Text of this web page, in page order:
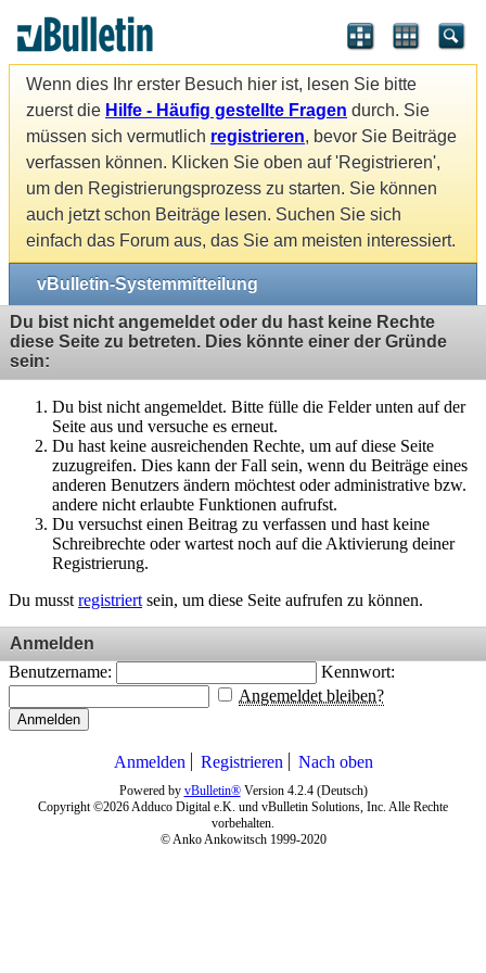
Wenn dies Ihr erster Besuch hier ist, lesen Sie bitte
zuerst die Hilfe - Häufig gestellte Fragen durch. Sie
müssen sich vermutlich registrieren, bevor Sie Beiträge
verfassen können. Klicken Sie oben auf 'Registrieren',
um den Registrierungsprozess zu starten. Sie können
auch jetzt schon Beiträge lesen. Suchen Sie sich
einfach das Forum aus, das Sie am meisten interessiert.
vBulletin-Systemmitteilung
Du bist nicht angemeldet oder du hast keine Rechte
diese Seite zu betreten. Dies könnte einer der Gründe
sein:
Du bist nicht angemeldet. Bitte fülle die Felder unten auf der
Seite aus und versuche es erneut.
Du hast keine ausreichenden Rechte, um auf diese Seite
zuzugreifen. Dies kann der Fall sein, wenn du Beiträge eines
anderen Benutzers ändern möchtest oder administrative bzw.
andere nicht erlaubte Funktionen aufrufst.
Du versuchst einen Beitrag zu verfassen und hast keine
Schreibrechte oder wartest noch auf die Aktivierung deiner
Registrierung.
Du musst registriert sein, um diese Seite aufrufen zu können.
Anmelden
Benutzername:
Kennwort:
Angemeldet bleiben?
Anmelden
Anmelden Registrieren Nach oben
Powered by vBulletin®Version 4.2.4 (Deutsch)
Copyright ©2026 Adduco Digital e.K. und vBulletin Solutions, Inc. Alle Rechte
vorbehalten.
© Anko Ankowitsch 1999-2020